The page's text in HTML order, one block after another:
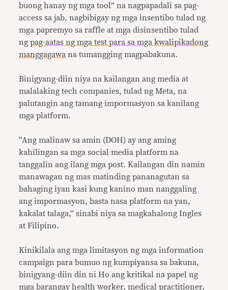
buong hanay ng mga tool” na nagpapadali sa pag-
access sa jab, nagbibigay ng mga insentibo tulad ng
mga papremyo sa raffle at mga disinsentibo tulad
ngpag-aatas ng mga test para sa mga kwalipikadong
manggagawa na tumangging magpabakuna.
Binigyang-diin niya na kailangan ang media at
malalaking tech companies, tulad ng Meta, na
palutangin ang tamang impormasyon sa kanilang
mga platform.
“Ang malinaw sa amin (DOH) ay ang aming
kahilingan sa mga social media platform na
tanggalin ang ilang mga post. Kailangan din namin
manawagan ng mas matinding pananagutan sa
bahaging iyan kasi kung kanino man nanggaling
ang impormasyon, basta nasa platform na yan,
kakalat talaga,” sinabi niya sa magkahalong Ingles
at Filipino.
Kinikilala ang mga limitasyon ng mga information
campaign para bumuo ng kumpiyansa sa bakuna,
binigyang-diin din ni Ho ang kritikal na papel ng
mga barangay health worker, medical practitioner,